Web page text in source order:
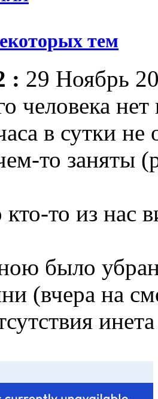
тем
: 29 Ноябрь
человека
в сутки не
то заняты
кто-то из нас
было
(вчера на